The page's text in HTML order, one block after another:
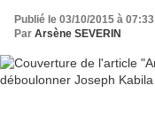
Publié le 03/10/2015 à 07:33
Par Arsène SEVERIN